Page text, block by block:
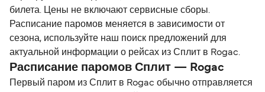
билета. Цены не включают сервисные сборы.
Расписание паромов меняется в зависимости от
сезона, используйте наш поиск предложений для
актуальной информации о рейсах из Сплит в Rogac.
Расписание паромов Сплит — Rogac
Первый паром из Сплит в Rogac обычно отправляется